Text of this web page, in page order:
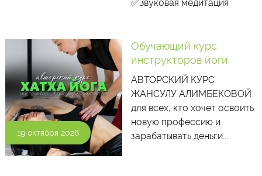
✅Звуковая медитация
19 октября 2026
Обучающий курс
инструкторов йоги
АВТОРСКИЙ КУРС
ЖАНСУЛУ АЛИМБЕКОВОЙ
для всех, кто хочет освоить
новую профессию и
зарабатывать деньги...